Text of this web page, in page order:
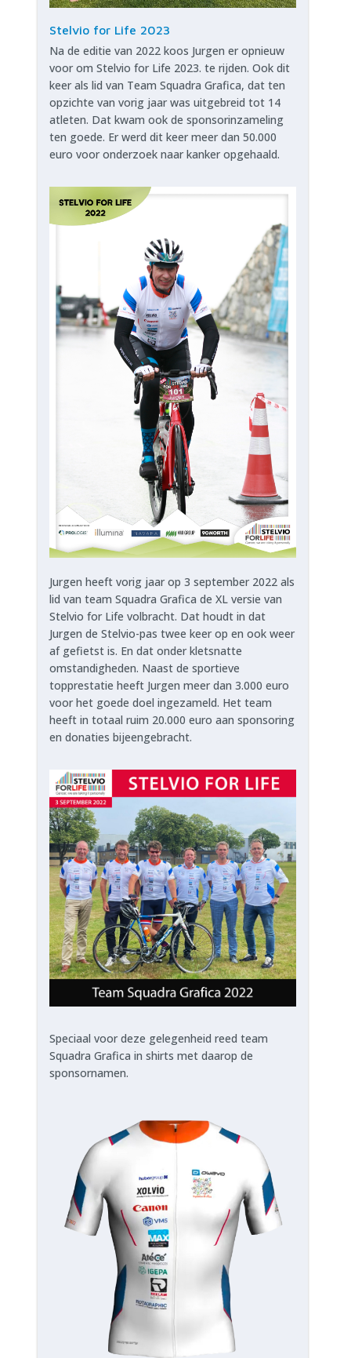
Stelvio for Life 2023
Na de editie van 2022 koos Jurgen er opnieuw
voor om Stelvio for Life 2023. te rijden. Ook dit
keer als lid van Team Squadra Grafica, dat ten
opzichte van vorig jaar was uitgebreid tot 14
atleten. Dat kwam ook de sponsorinzameling
ten goede. Er werd dit keer meer dan 50.000
euro voor onderzoek naar kanker opgehaald.
Jurgen heeft vorig jaar op 3 september 2022 als
lid van team Squadra Grafica de XL versie van
Stelvio for Life volbracht. Dat houdt in dat
Jurgen de Stelvio-pas twee keer op en ook weer
af gefietst is. En dat onder kletsnatte
omstandigheden. Naast de sportieve
topprestatie heeft Jurgen meer dan 3.000 euro
voor het goede doel ingezameld. Het team
heeft in totaal ruim 20.000 euro aan sponsoring
en donaties bijeengebracht.
Speciaal voor deze gelegenheid reed team
Squadra Grafica in shirts met daarop de
sponsornamen.